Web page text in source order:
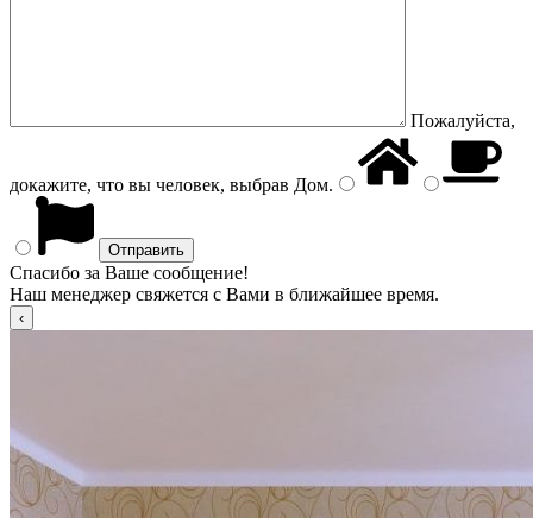
Пожалуйста,
докажите, что вы человек, выбрав Дом.
Спасибо за Ваше сообщение!
Наш менеджер свяжется с Вами в ближайшее время.